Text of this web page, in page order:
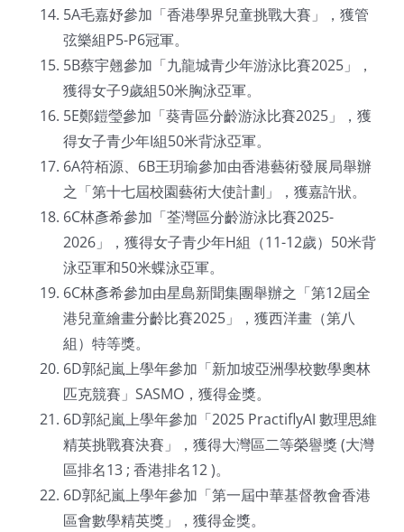
5A毛嘉妤參加「香港學界兒童挑戰大賽」，獲管
弦樂組P5-P6冠軍。
5B蔡宇翹參加「九龍城青少年游泳比賽2025」，
獲得女子9歲組50米胸泳亞軍。
5E鄭鎧瑩參加「葵青區分齡游泳比賽2025」，獲
得女子青少年I組50米背泳亞軍。
6A符栢源、6B王玥瑜參加由香港藝術發展局舉辦
之「第十七屆校園藝術大使計劃」，獲嘉許狀。
6C林彥希參加「荃灣區分齡游泳比賽2025-
2026」，獲得女子青少年H組（11-12歲）50米背
泳亞軍和50米蝶泳亞軍。
6C林彥希參加由星島新聞集團舉辦之「第12屆全
港兒童繪畫分齡比賽2025」，獲西洋畫（第八
組）特等獎。
6D郭紀嵐上學年參加「新加坡亞洲學校數學奧林
匹克競賽」SASMO，獲得金獎。
6D郭紀嵐上學年參加「2025 PractiflyAI 數理思維
精英挑戰賽決賽」，獲得大灣區二等榮譽獎 (大灣
區排名13 ; 香港排名12 )。
6D郭紀嵐上學年參加「第一屆中華基督教會香港
區會數學精英獎」，獲得金獎。